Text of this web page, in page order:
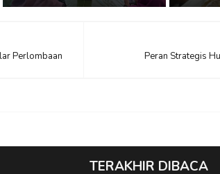
Peran Strategis
Perlombaan
TERAKHIR DIBACA